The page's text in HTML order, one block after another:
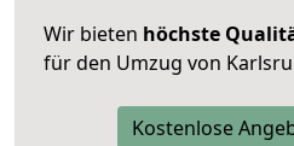
Wir bieten höchste
für den Umzug von
Kostenlose